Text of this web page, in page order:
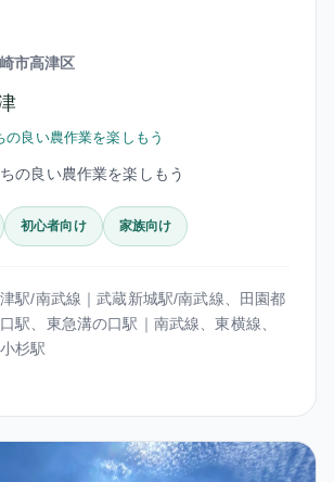
市高津区
の良い農作業を楽しもう
の良い農作業を楽しもう
初心者向け 家族向け
駅/南武線｜武蔵新城駅/南武線、田園都
駅、東急溝の口駅｜南武線、東横線、
杉駅